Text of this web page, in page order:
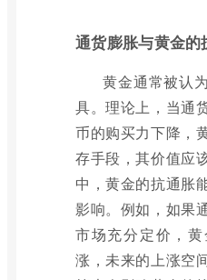
通货膨胀与黄金的
黄金通常被认
具。理论上，当通
币的购买力下降，
存手段，其价值应
中，黄金的抗通胀
影响。例如，如果
市场充分定价，
涨，未来的上涨空